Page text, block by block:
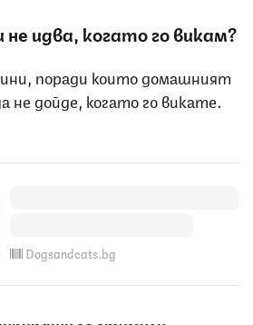
идва, когато го викам?
поради които домашният
не дойде, когато го викате.
Dogsandcats.bg